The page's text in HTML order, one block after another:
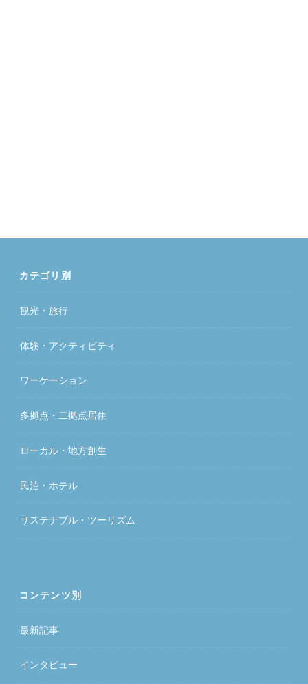
カテゴリ別
観光・旅行
体験・アクティビティ
ワーケーション
多拠点・二拠点居住
ローカル・地方創生
民泊・ホテル
サステナブル・ツーリズム
コンテンツ別
最新記事
インタビュー